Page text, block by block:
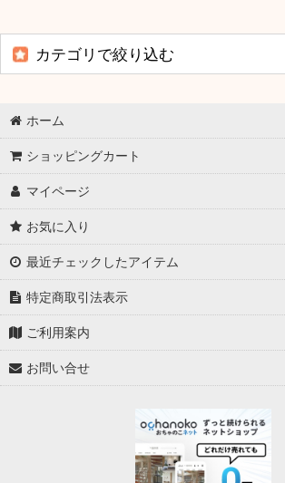
表示数:
カテゴリで絞り込む
絆、重なる時【BP08】
大怪獣超進撃【BP07】
轟刃と機甲の盟友【BP06】
勇輝の黎明【BP05】
希望と光の覚醒【BP04】
復讐と闇の輪廻【BP03】
吹き荒れる紅と蒼【BP02】
地球の守護者たち【BP01】
ホーム
ショッピングカート
マイページ
お気に入り
最近チェックしたアイテム
特定商取引法表示
ご利用案内
お問い合せ